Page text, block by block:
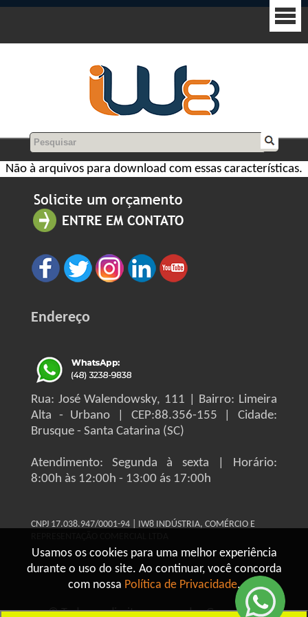
Usamos os cookies para uma melhor experiência
durante o uso do site. Ao continuar, você concorda
com nossa Política de Privacidade.
Não à arquivos para download com essas características.
Endereço
Rua: José Walendowsky, 111 | Bairro: Limeira
Alta - Urbano | CEP:88.356-155 | Cidade:
Brusque - Santa Catarina (SC)
Atendimento: Segunda à sexta | Horário:
8:00h às 12:00h - 13:00 ás 17:00h
CNPJ 17.038.947/0001-94 | IW8 INDÚSTRIA, COMÉRCIO E
© Todos os direitos reservados Grupo IW8